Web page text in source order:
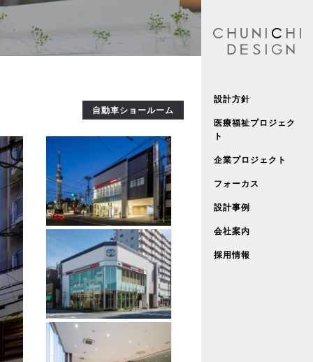
設計方針
医療福祉プロジェク
ト
企業プロジェクト
フォーカス
設計事例
会社案内
採用情報
自動車ショールーム